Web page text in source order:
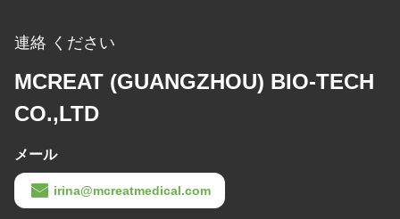
連絡 ください
MCREAT (GUANGZHOU) BIO-TECH
CO.,LTD
メール
irina@mcreatmedical.com